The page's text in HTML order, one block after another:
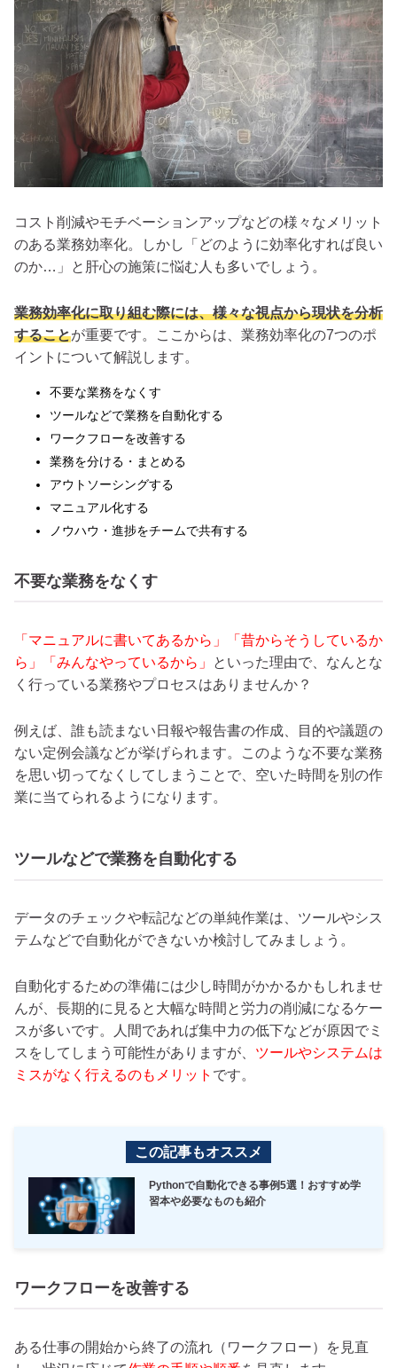
コスト削減やモチベーションアップなどの様々なメリット
のある業務効率化。しかし「どのように効率化すれば良い
のか…」と肝心の施策に悩む人も多いでしょう。
業務効率化に取り組む際には、様々な視点から現状を分析
することが重要です。ここからは、業務効率化の7つのポ
イントについて解説します。
不要な業務をなくす
ツールなどで業務を自動化する
ワークフローを改善する
業務を分ける・まとめる
アウトソーシングする
マニュアル化する
ノウハウ・進捗をチームで共有する
不要な業務をなくす
「マニュアルに書いてあるから」「昔からそうしているか
ら」「みんなやっているから」
といった理由で、なんとな
く行っている業務やプロセスはありませんか？
例えば、誰も読まない日報や報告書の作成、目的や議題の
ない定例会議などが挙げられます。このような不要な業務
を思い切ってなくしてしまうことで、空いた時間を別の作
業に当てられるようになります。
ツールなどで業務を自動化する
データのチェックや転記などの単純作業は、ツールやシス
テムなどで自動化ができないか検討してみましょう。
自動化するための準備には少し時間がかかるかもしれませ
んが、長期的に見ると大幅な時間と労力の削減になるケー
スが多いです。人間であれば集中力の低下などが原因でミ
スをしてしまう可能性がありますが、 ツールやシステムは
ミスがなく行えるのもメリット です。
この記事もオススメ
Pythonで自動化できる事例5選！おすすめ学
習本や必要なものも紹介
ワークフローを改善する
ある仕事の開始から終了の流れ（ワークフロー）を見直